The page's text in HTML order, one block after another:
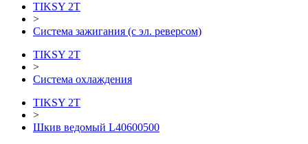
TIKSY 2T
>
Система зажигания (с эл. реверсом)
TIKSY 2T
>
Система охлаждения
TIKSY 2T
>
Шкив ведомый L40600500